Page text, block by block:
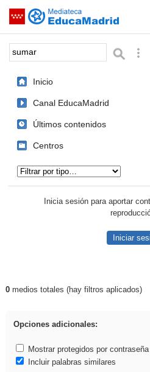
Saltar navegación
Palabra o frase:
Inicio
Canal EducaMadrid
Últimos contenidos
Centros
Inicia sesión para aportar
Iniciar
Resultados de: sumar
0medios totales (hay filtros aplicados)
Opciones adicionales:
Mostrar protegidos por contraseña
Incluir palabras similares